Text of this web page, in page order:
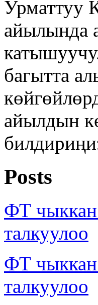
Урматтуу
айылында
багытта
айылдын
Posts
ФТ
талкуулоо
ФТ чыккан
талкуулоо